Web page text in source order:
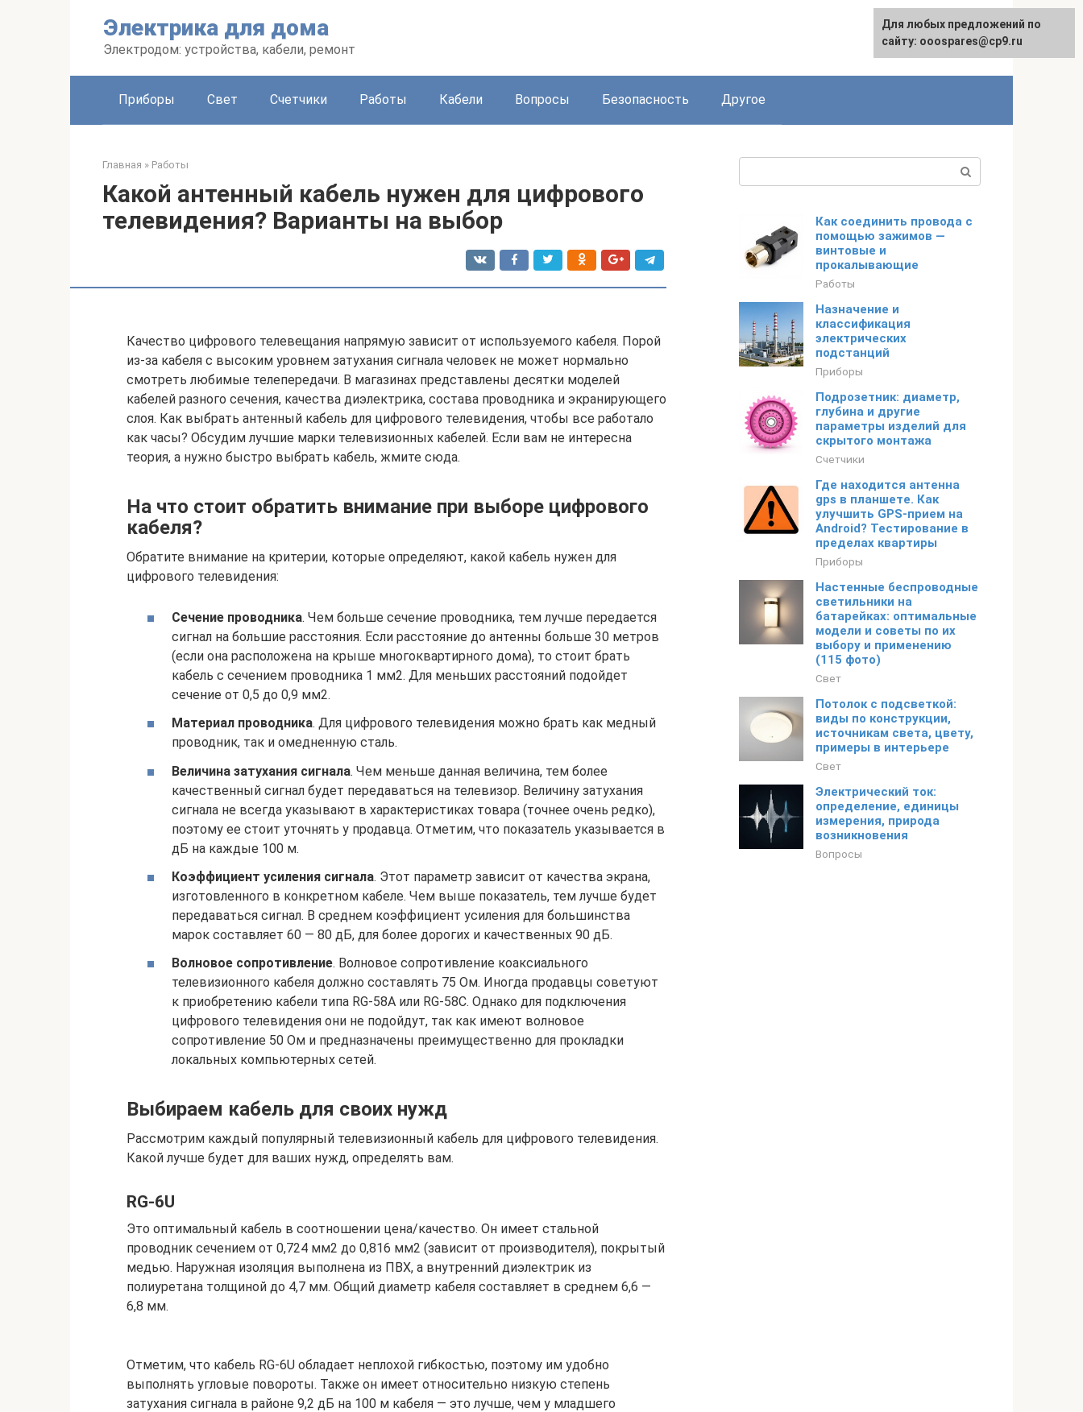
Электрика для дома
Электродом: устройства, кабели, ремонт
English
Приборы Свет Счетчики Работы Кабели Вопросы Безопасность Другое
Главная » Работы
Какой антенный кабель нужен для цифрового
телевидения? Варианты на выбор
Качество цифрового телевещания напрямую зависит от используемого кабеля. Порой
из-за кабеля с высоким уровнем затухания сигнала человек не может нормально
смотреть любимые телепередачи. В магазинах представлены десятки моделей
кабелей разного сечения, качества диэлектрика, состава проводника и экранирующего
слоя. Как выбрать антенный кабель для цифрового телевидения, чтобы все работало
как часы? Обсудим лучшие марки телевизионных кабелей. Если вам не интересна
теория, а нужно быстро выбрать кабель, жмите сюда.
На что стоит обратить внимание при выборе цифрового
кабеля?
Обратите внимание на критерии, которые определяют, какой кабель нужен для
цифрового телевидения:
Сечение проводника. Чем больше сечение проводника, тем лучше передается
сигнал на большие расстояния. Если расстояние до антенны больше 30 метров
(если она расположена на крыше многоквартирного дома), то стоит брать
кабель с сечением проводника 1 мм2. Для меньших расстояний подойдет
сечение от 0,5 до 0,9 мм2.
Материал проводника. Для цифрового телевидения можно брать как медный
проводник, так и омедненную сталь.
Величина затухания сигнала. Чем меньше данная величина, тем более
качественный сигнал будет передаваться на телевизор. Величину затухания
сигнала не всегда указывают в характеристиках товара (точнее очень редко),
поэтому ее стоит уточнять у продавца. Отметим, что показатель указывается в
дБ на каждые 100 м.
Коэффициент усиления сигнала. Этот параметр зависит от качества экрана,
изготовленного в конкретном кабеле. Чем выше показатель, тем лучше будет
передаваться сигнал. В среднем коэффициент усиления для большинства
марок составляет 60 — 80 дБ, для более дорогих и качественных 90 дБ.
Волновое сопротивление. Волновое сопротивление коаксиального
телевизионного кабеля должно составлять 75 Ом. Иногда продавцы советуют
к приобретению кабели типа RG-58A или RG-58C. Однако для подключения
цифрового телевидения они не подойдут, так как имеют волновое
сопротивление 50 Ом и предназначены преимущественно для прокладки
локальных компьютерных сетей.
Выбираем кабель для своих нужд
Рассмотрим каждый популярный телевизионный кабель для цифрового телевидения.
Какой лучше будет для ваших нужд, определять вам.
RG-6U
Это оптимальный кабель в соотношении цена/качество. Он имеет стальной
проводник сечением от 0,724 мм2 до 0,816 мм2 (зависит от производителя), покрытый
медью. Наружная изоляция выполнена из ПВХ, а внутренний диэлектрик из
полиуретана толщиной до 4,7 мм. Общий диаметр кабеля составляет в среднем 6,6 —
6,8 мм.
Отметим, что кабель RG-6U обладает неплохой гибкостью, поэтому им удобно
выполнять угловые повороты. Также он имеет относительно низкую степень
затухания сигнала в районе 9,2 дБ на 100 м кабеля — это лучше, чем у младшего
Как соединить провода с
помощью зажимов —
винтовые и
прокалывающие
Работы
Назначение и
классификация
электрических
подстанций
Приборы
Подрозетник: диаметр,
глубина и другие
параметры изделий для
скрытого монтажа
Счетчики
Где находится антенна
gps в планшете. Как
улучшить GPS-прием на
Android? Тестирование в
пределах квартиры
Приборы
Настенные беспроводные
светильники на
батарейках: оптимальные
модели и советы по их
выбору и применению
(115 фото)
Свет
Потолок с подсветкой:
виды по конструкции,
источникам света, цвету,
примеры в интерьере
Свет
Электрический ток:
определение, единицы
измерения, природа
возникновения
Вопросы
Для любых предложений по
сайту: ooospares@cp9.ru